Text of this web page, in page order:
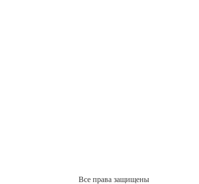
Все права защищены